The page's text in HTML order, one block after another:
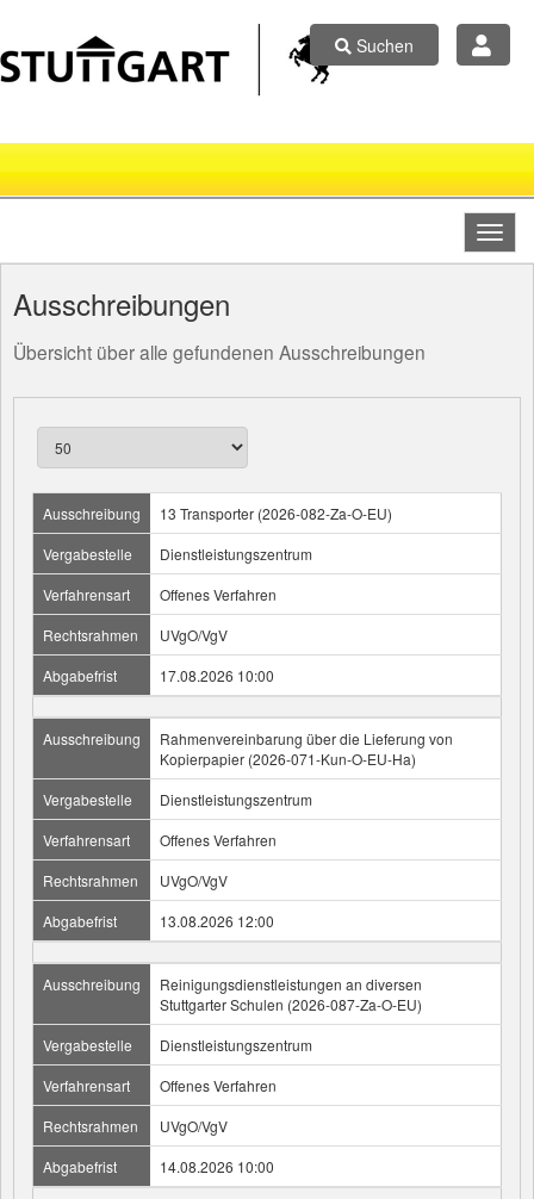
Suchen
Ausschreibungen
Übersicht über alle gefundenen Ausschreibungen
Ausschreibung
13 Transporter (2026-082-Za-O-EU)
Vergabestelle
Dienstleistungszentrum
Verfahrensart
Offenes Verfahren
Rechtsrahmen
UVgO/VgV
Abgabefrist
17.08.2026 10:00
Ausschreibung
Rahmenvereinbarung über die Lieferung von
Kopierpapier (2026-071-Kun-O-EU-Ha)
Vergabestelle
Dienstleistungszentrum
Verfahrensart
Offenes Verfahren
Rechtsrahmen
UVgO/VgV
Abgabefrist
13.08.2026 12:00
Ausschreibung
Reinigungsdienstleistungen an diversen
Stuttgarter Schulen (2026-087-Za-O-EU)
Vergabestelle
Dienstleistungszentrum
Verfahrensart
Offenes Verfahren
Rechtsrahmen
UVgO/VgV
Abgabefrist
14.08.2026 10:00